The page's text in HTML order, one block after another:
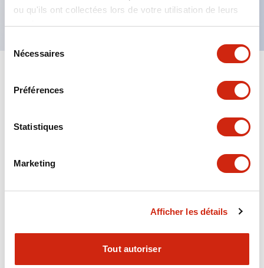
ou qu'ils ont collectées lors de votre utilisation de leurs
services.
Nécessaires
Préférences
Statistiques
Marketing
Afficher les détails
Tout autoriser
structure de protection des doigts IP20.
Tout développer+
Functional Specifications
Mounting and Installation Specifications